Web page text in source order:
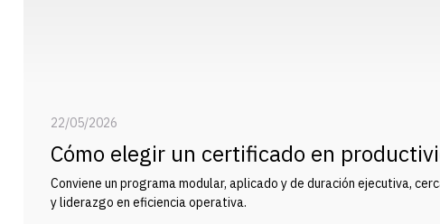
22/05/2026
Cómo elegir un certificado en
planta
Conviene un programa modular, aplicado y de duración ejecutiva,
y liderazgo en eficiencia operativa.